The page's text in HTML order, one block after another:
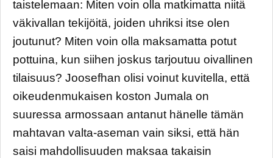
taistelemaan: Miten voin olla matkimatta niitä
väkivallan tekijöitä, joiden uhriksi itse olen
joutunut? Miten voin olla maksamatta potut
pottuina, kun siihen joskus tarjoutuu oivallinen
tilaisuus? Joosefhan olisi voinut kuvitella, että
oikeudenmukaisen koston Jumala on
suuressa armossaan antanut hänelle tämän
mahtavan valta-aseman vain siksi, että hän
saisi mahdollisuuden maksaa takaisin